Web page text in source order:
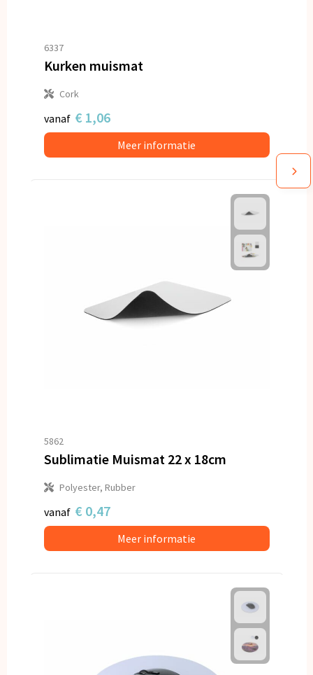
6337
Kurken muismat
Cork
vanaf € 1,06
Meer informatie
5862
Sublimatie Muismat 22 x 18cm
Polyester, Rubber
vanaf € 0,47
Meer informatie